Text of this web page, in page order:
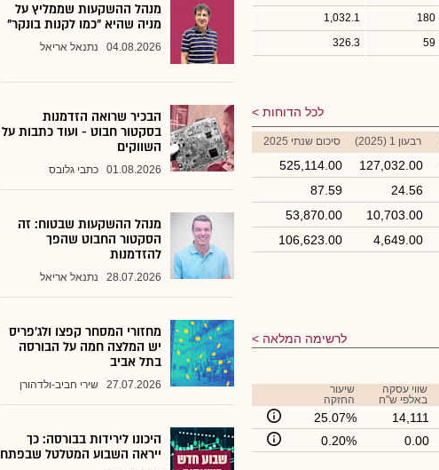
180
1,032.1
59
326.3
לכל הדוחות
רבעון 1 (2025) סיכום שנתי 2025
127,032.00
525,114.00
24.56
87.59
10,703.00
53,870.00
4,649.00
106,623.00
לרשימה המלאה
שווי עסקה
באלפי ש"ח
שיעור
החזקה
14,111
25.07%
0.00
0.20%
מנהל ההשקעות שממליץ על
מניה שהיא "כמו לקנות בונקר"
04.08.2026 נתנאל אריאל
הבכיר שרואה הזדמנות
בסקטור חבוט - ועוד כתבות על
השווקים
01.08.2026 כתבי גלובס
מנהל ההשקעות שבטוח: זה
הסקטור החבוט שהפך
להזדמנות
28.07.2026 נתנאל אריאל
מחזורי המסחר קפצו ולג'פריס
יש המלצה חמה על הבורסה
בתל אביב
27.07.2026 שירי חביב-ולדהורן
היכונו לירידות בבורסה: כך
ייראה השבוע המטלטל שבפתח